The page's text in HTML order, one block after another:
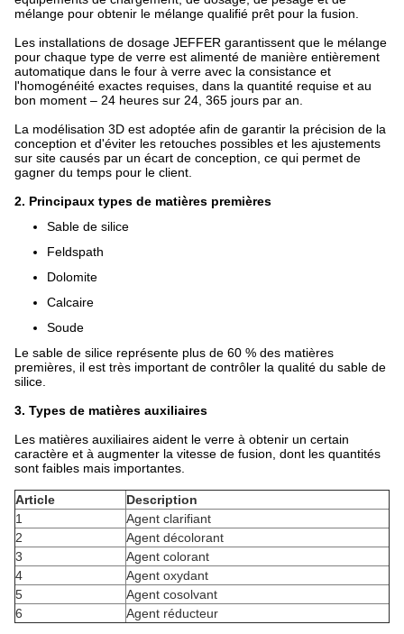
mélange pour obtenir le mélange qualifié prêt pour la fusion.
Les installations de dosage JEFFER garantissent que le mélange
pour chaque type de verre est alimenté de manière entièrement
automatique dans le four à verre avec la consistance et
l'homogénéité exactes requises, dans la quantité requise et au
bon moment – 24 heures sur 24, 365 jours par an.
La modélisation 3D est adoptée afin de garantir la précision de la
conception et d'éviter les retouches possibles et les ajustements
sur site causés par un écart de conception, ce qui permet de
gagner du temps pour le client.
2. Principaux types de matières premières
Sable de silice
Feldspath
Dolomite
Calcaire
Soude
Le sable de silice représente plus de 60 % des matières
premières, il est très important de contrôler la qualité du sable de
silice.
3. Types de matières auxiliaires
Les matières auxiliaires aident le verre à obtenir un certain
caractère et à augmenter la vitesse de fusion, dont les quantités
sont faibles mais importantes.
Article
Description
1
Agent clarifiant
2
Agent décolorant
3
Agent colorant
4
Agent oxydant
5
Agent cosolvant
6
Agent réducteur